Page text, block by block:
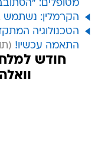
מטופלים:
הקרמלין: נשתמש
הטכנולוגיה
התאמה עכשיו!
חודש